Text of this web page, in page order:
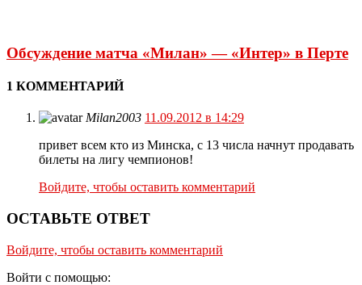
Обсуждение матча «Милан» — «Интер» в Перте
1 КОММЕНТАРИЙ
Milan2003 11.09.2012 в 14:29
привет всем кто из Минска, с 13 числа начнут продавать
билеты на лигу чемпионов!
Войдите, чтобы оставить комментарий
ОСТАВЬТЕ ОТВЕТ
Войдите, чтобы оставить комментарий
Войти с помощью: